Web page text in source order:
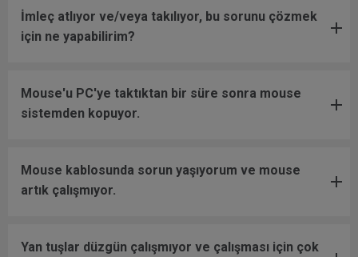
İmleç atlıyor ve/veya takılıyor, bu sorunu çözmek
için ne yapabilirim?
Mouse'u PC'ye taktıktan bir süre sonra mouse
sistemden kopuyor.
Mouse kablosunda sorun yaşıyorum ve mouse
artık çalışmıyor.
Yan tuşlar düzgün çalışmıyor ve çalışması için çok